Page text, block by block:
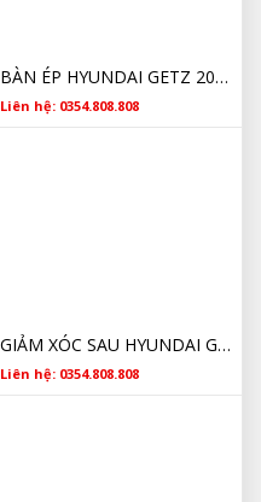
BÀN ÉP HYUNDAI GETZ 2006- 2010 4130022720 CHÍNH HÃNG GIÁ RẺ
Liên hệ: 0354.808.808
GIẢM XÓC SAU HYUNDAI GETZ MANDO GIÁ RẺ
Liên hệ: 0354.808.808